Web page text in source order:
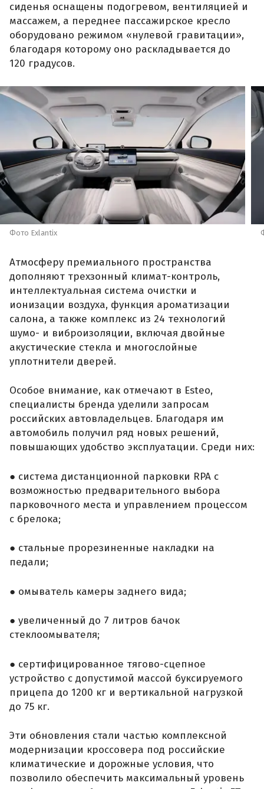
сиденья оснащены подогревом, вентиляцией и
массажем, а переднее пассажирское кресло
оборудовано режимом «нулевой гравитации»,
благодаря которому оно раскладывается до
120 градусов.
Фото Exlantix
Атмосферу премиального пространства
дополняют трехзонный климат-контроль,
интеллектуальная система очистки и
ионизации воздуха, функция ароматизации
салона, а также комплекс из 24 технологий
шумо- и виброизоляции, включая двойные
акустические стекла и многослойные
уплотнители дверей.
Особое внимание, как отмечают в Esteo,
специалисты бренда уделили запросам
российских автовладельцев. Благодаря им
автомобиль получил ряд новых решений,
повышающих удобство эксплуатации. Среди них:
● система дистанционной парковки RPA с
возможностью предварительного выбора
парковочного места и управлением процессом
с брелока;
● стальные прорезиненные накладки на
педали;
● омыватель камеры заднего вида;
● увеличенный до 7 литров бачок
стеклоомывателя;
● сертифицированное тягово-сцепное
устройство с допустимой массой буксируемого
прицепа до 1200 кг и вертикальной нагрузкой
до 75 кг.
Эти обновления стали частью комплексной
модернизации кроссовера под российские
климатические и дорожные условия, что
позволило обеспечить максимальный уровень